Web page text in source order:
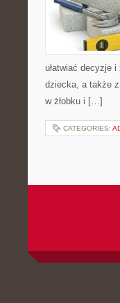
ułatwiać decyzje
dziecka, a także
w żłobku i […]
CATEGORIES: